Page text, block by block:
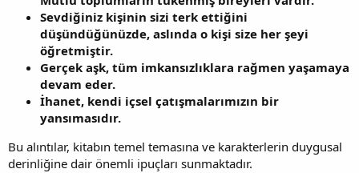
Sevdiğiniz kişinin sizi terk ettiğini
düşündüğünüzde, aslında o kişi size her şeyi
öğretmiştir.
Gerçek aşk, tüm imkansızlıklara rağmen yaşamaya
devam eder.
İhanet, kendi içsel çatışmalarımızın bir
yansımasıdır.
Bu alıntılar, kitabın temel temasına ve karakterlerin duygusal
derinliğine dair önemli ipuçları sunmaktadır.